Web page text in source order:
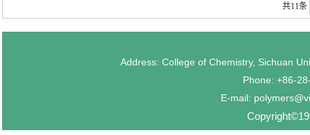
共11条
Address: College of Chemistry, Sichuan
Phone: +86-
E-mail: